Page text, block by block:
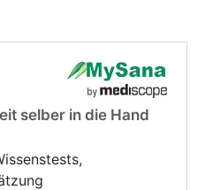
selber in die Hand